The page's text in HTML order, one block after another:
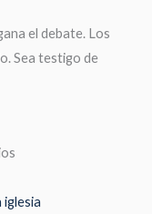
el debate. Los
Sea testigo de
iglesia